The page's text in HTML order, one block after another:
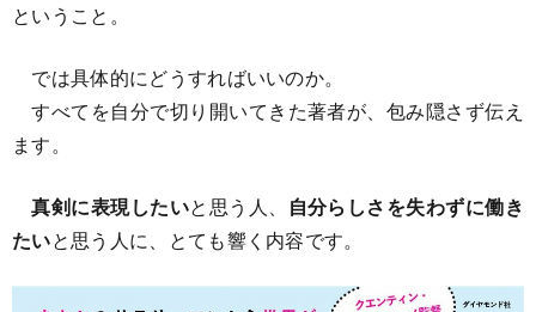
ということ。
では具体的にどうすればいいのか。
すべてを自分で切り開いてきた著者が、包み隠さず伝え
ます。
真剣に表現したいと思う人、
自分らしさを失わずに働き
たいと思う人に、とても響く内容です。